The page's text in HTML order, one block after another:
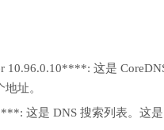
10.96.0.10****: 这是
址。
这是 DNS 搜索列表。这是